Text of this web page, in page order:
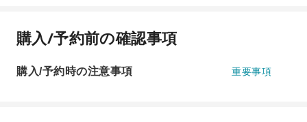
購入/予約前の確認事項
購入/予約時の注意事項 重要事項